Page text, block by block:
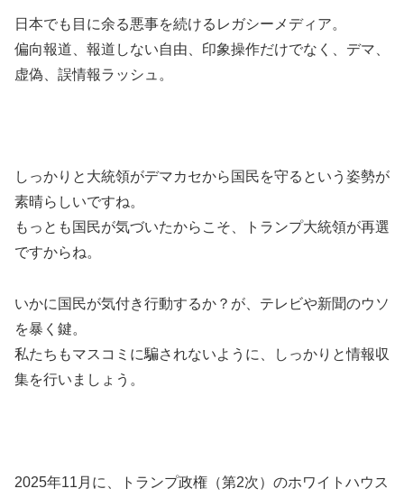
日本でも目に余る悪事を続けるレガシーメディア。
偏向報道、報道しない自由、印象操作だけでなく、デマ、
虚偽、誤情報ラッシュ。
しっかりと大統領がデマカセから国民を守るという姿勢が
素晴らしいですね。
もっとも国民が気づいたからこそ、トランプ大統領が再選
ですからね。
いかに国民が気付き行動するか？が、テレビや新聞のウソ
を暴く鍵。
私たちもマスコミに騙されないように、しっかりと情報収
集を行いましょう。
2025年11月に、トランプ政権（第2次）のホワイトハウス